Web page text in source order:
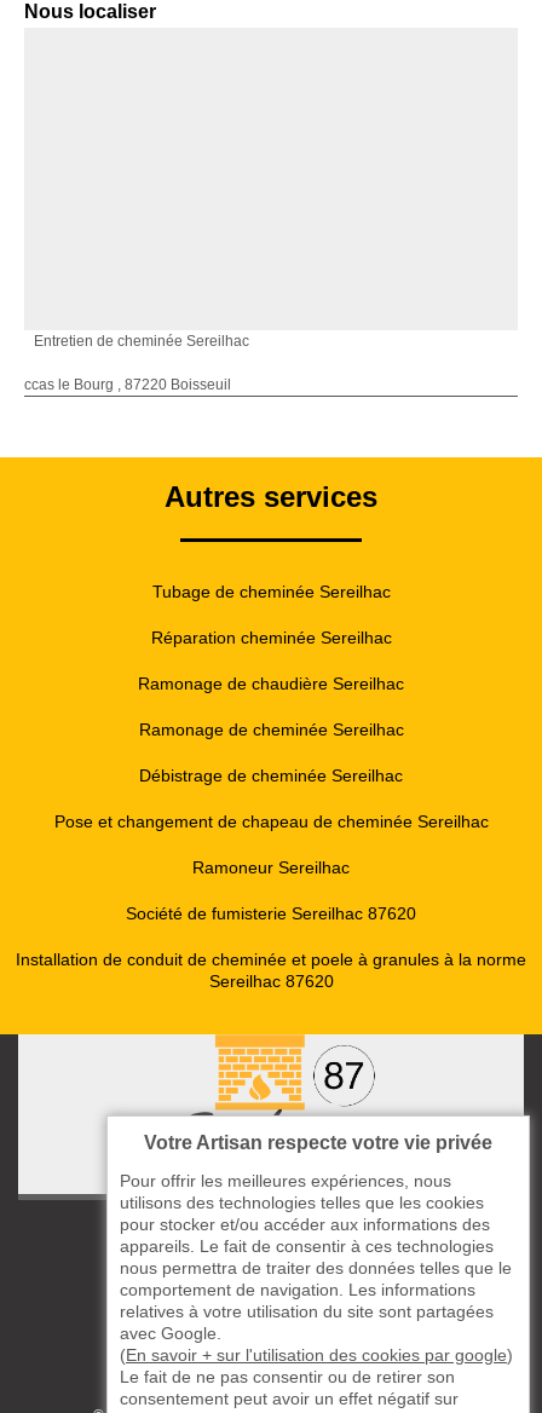
Nous localiser
Entretien de cheminée Sereilhac
ccas le Bourg , 87220 Boisseuil
Autres services
Tubage de cheminée Sereilhac
Réparation cheminée Sereilhac
Ramonage de chaudière Sereilhac
Ramonage de cheminée Sereilhac
Débistrage de cheminée Sereilhac
Pose et changement de chapeau de cheminée Sereilhac
Ramoneur Sereilhac
Société de fumisterie Sereilhac 87620
Installation de conduit de cheminée et poele à granules à la norme
Sereilhac 87620
ccas le Bourg
87220 Boisseuil
05 33 06 14 49
06 37 57 44 80
Siret : 823732649
Votre Artisan respecte votre vie privée
Pour offrir les meilleures expériences, nous
utilisons des technologies telles que les cookies
pour stocker et/ou accéder aux informations des
appareils. Le fait de consentir à ces technologies
nous permettra de traiter des données telles que le
comportement de navigation. Les informations
relatives à votre utilisation du site sont partagées
avec Google.
(En savoir + sur l'utilisation des cookies par google)
Le fait de ne pas consentir ou de retirer son
consentement peut avoir un effet négatif sur